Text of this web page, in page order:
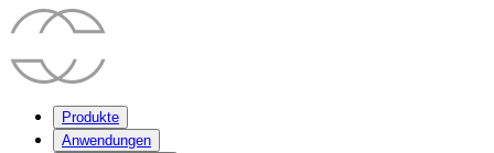
Produkte
Anwendungen